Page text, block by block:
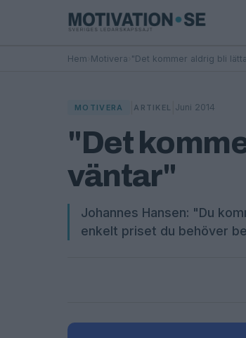
Hem Motivera "Det kommer aldrig bli
MOTIVERA ARTIKEL Juni 2014
"Det
väntar"
Johannes Hansen: "Du
enkelt priset du behöver